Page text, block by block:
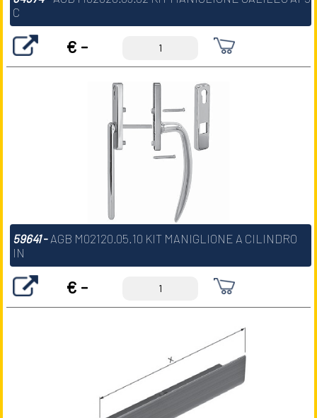
C
€ -
59641- AGB M02120.05.10 KIT MANIGLIONE A CILINDRO
IN
€ -